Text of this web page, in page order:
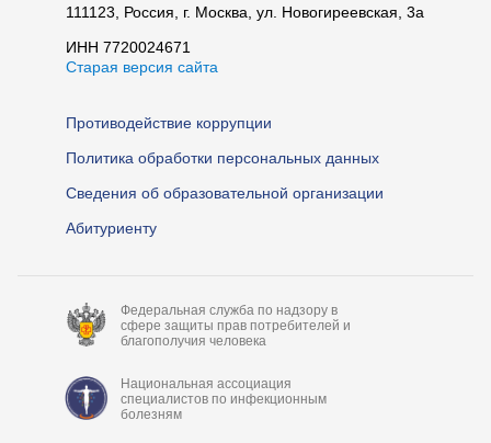
111123, Россия, г. Москва, ул. Новогиреевская, 3а
ИНН 7720024671
Старая версия сайта
Противодействие коррупции
Политика обработки персональных данных
Сведения об образовательной организации
Абитуриенту
Федеральная служба по надзору в
сфере защиты прав потребителей и
благополучия человека
Национальная ассоциация
специалистов по инфекционным
болезням